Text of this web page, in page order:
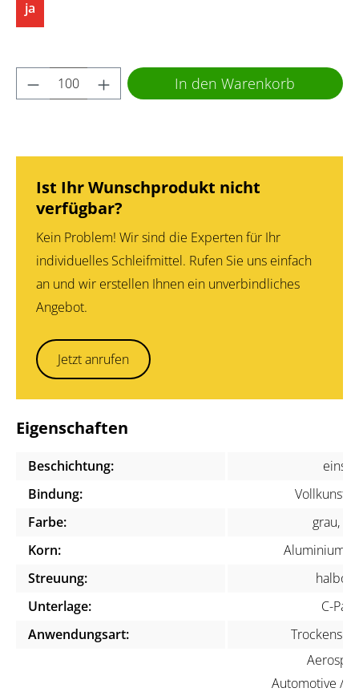
ja
Produkt Anzahl: Gib den gewünschten
In den Warenkorb
Ist Ihr Wunschprodukt nicht
verfügbar?
Kein Problem! Wir sind die Experten für Ihr
individuelles Schleifmittel. Rufen Sie uns einfach
an und wir erstellen Ihnen ein unverbindliches
Angebot.
Jetzt anrufen
Eigenschaften
Beschichtung:
Bindung:
Farbe:
grau,
Korn:
Streuung:
Unterlage:
C-
Anwendungsart:
Automotive /